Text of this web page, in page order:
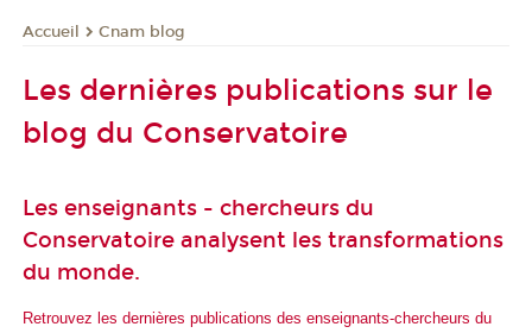
Accueil Cnam blog
Les dernières publications sur le
blog du Conservatoire
Les enseignants - chercheurs du
Conservatoire analysent les transformations
du monde.
Retrouvez les dernières publications des enseignants-chercheurs du